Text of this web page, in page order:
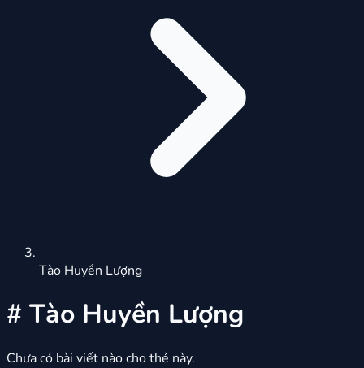
Tào Huyền Lượng
# Tào Huyền Lượng
Chưa có bài viết nào cho thẻ này.